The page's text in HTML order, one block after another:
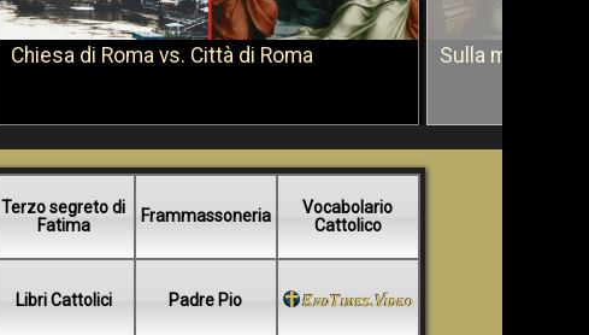
Chiesa di Roma vs. Città di Roma Sulla morte di
Terzo segreto di
Fatima
Frammassoneria
Vocabolario
Cattolico
Libri Cattolici Padre Pio